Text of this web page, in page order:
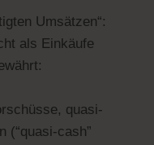
Umsätzen“:
als Einkäufe
quasi-
(“quasi-cash”